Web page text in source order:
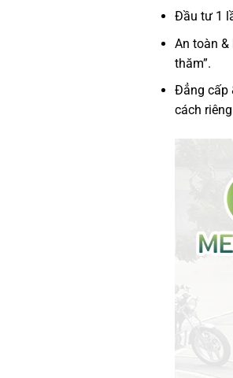
Đầu tư 1
An toàn &
thăm”.
Đẳng cấp
cách